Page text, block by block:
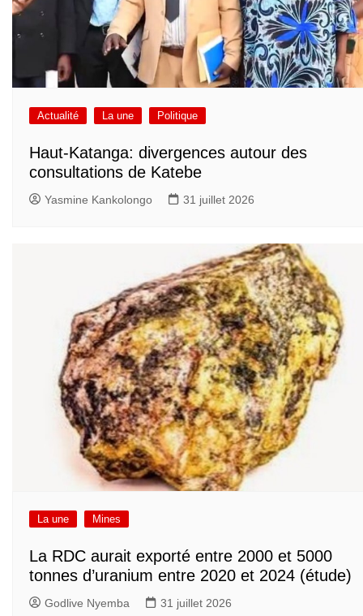
Actualité La une Politique
Haut-Katanga: divergences autour des
consultations de Katebe
Yasmine Kankolongo 31 juillet 2026
La une Mines
La RDC aurait exporté entre 2000 et 5000
tonnes d’uranium entre 2020 et 2024 (étude)
Godlive Nyemba 31 juillet 2026